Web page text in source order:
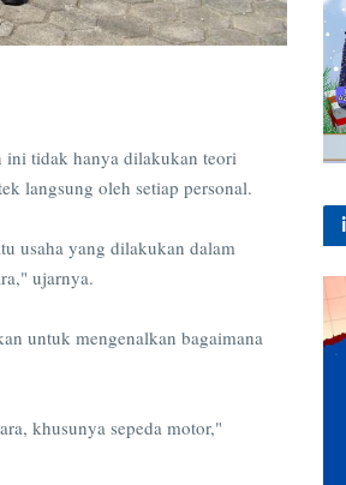
ini tidak hanya dilakukan teori
langsung oleh setiap personal.
usaha yang dilakukan dalam
ujarnya.
untuk mengenalkan bagaimana
khusunya sepeda motor,"